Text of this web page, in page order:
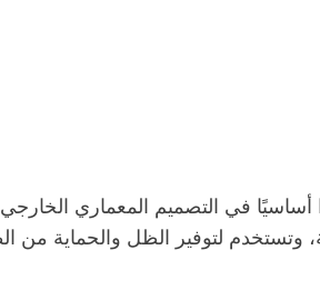
في التصميم المعماري الخارجي،
وتستخدم لتوفير الظل والحماية